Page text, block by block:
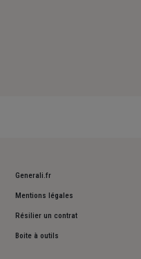
Generali.fr
Mentions légales
Résilier un contrat
Boite à outils